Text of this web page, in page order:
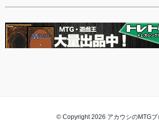
© Copyright 2026 アカウシのMTG